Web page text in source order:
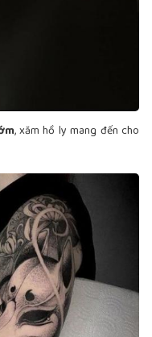
, xăm hồ ly mang đến cho